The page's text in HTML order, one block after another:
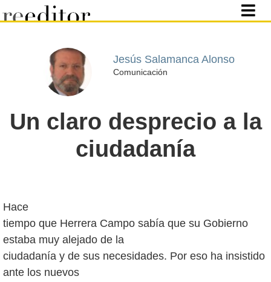
Jesús Salamanca Alonso
Comunicación
Un claro desprecio a la
ciudadanía
Hace
tiempo que Herrera Campo sabía que su Gobierno
estaba muy alejado de la
ciudadanía y de sus necesidades. Por eso ha insistido
ante los nuevos